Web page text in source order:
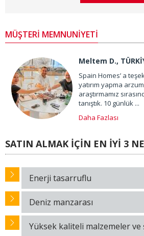
MÜŞTERİ MEMNUNİYETİ
Meltem D.,
Spain Homes’ a
yatırım yapma
araştırmamız
tanıştık. 10 günlük ...
Daha Fazlası
SATIN ALMAK İÇİN EN İYİ 3
Enerji tasarruflu
Deniz manzarası
Yüksek kaliteli malzemeler ve